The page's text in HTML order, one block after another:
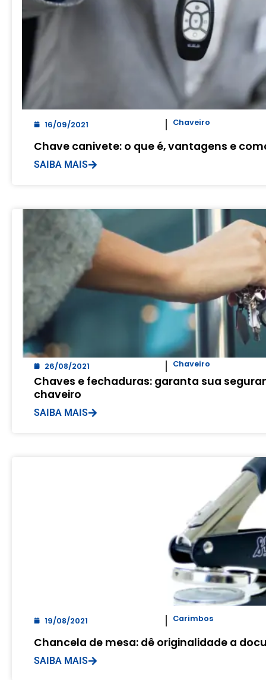
16/09/2021 Chaveiro
Chave canivete: o que é, vantagens e
SAIBA MAIS
26/08/2021 Chaveiro
Chaves e fechaduras: garanta sua
chaveiro
SAIBA MAIS
19/08/2021 Carimbos
Chancela de mesa: dê originalidade a
SAIBA MAIS